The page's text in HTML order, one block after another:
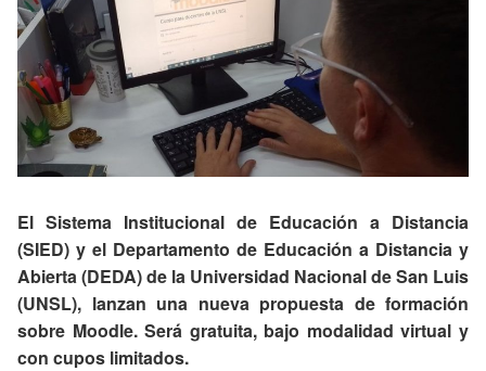
El Sistema Institucional de Educación a Distancia
(SIED) y el Departamento de Educación a Distancia y
Abierta (DEDA) de la Universidad Nacional de San Luis
(UNSL), lanzan una nueva propuesta de formación
sobre Moodle. Será gratuita, bajo modalidad virtual y
con cupos limitados.